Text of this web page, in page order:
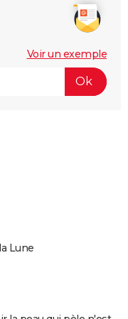
Voir un exemple
Lune